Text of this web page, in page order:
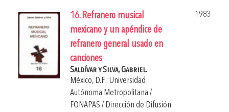
16. Refranero musical
mexicano y un apéndice de
refranero general usado en
canciones
1983
Saldívar y Silva, Gabriel.
México, D.F.: Universidad
Autónoma Metropolitana /
FONAPAS / Dirección de Difusión